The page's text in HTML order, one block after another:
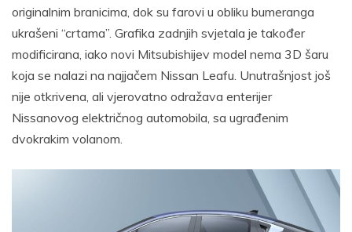
originalnim branicima, dok su farovi u obliku bumeranga
ukrašeni “crtama”. Grafika zadnjih svjetala je također
modificirana, iako novi Mitsubishijev model nema 3D šaru
koja se nalazi na najjačem Nissan Leafu. Unutrašnjost još
nije otkrivena, ali vjerovatno odražava enterijer
Nissanovog električnog automobila, sa ugrađenim
dvokrakim volanom.